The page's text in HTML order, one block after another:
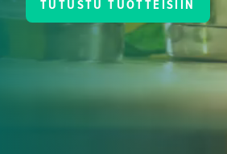
TUTUSTU TUOTTEISIIN